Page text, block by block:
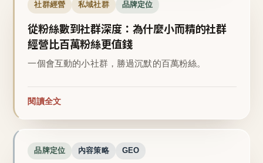
社群經營 私域社群 品牌定位
從粉絲數到社群深度：為什麼小而精的社群
經營比百萬粉絲更值錢
一個會互動的小社群，勝過沉默的百萬粉絲。
閱讀全文
品牌定位 內容策略 GEO